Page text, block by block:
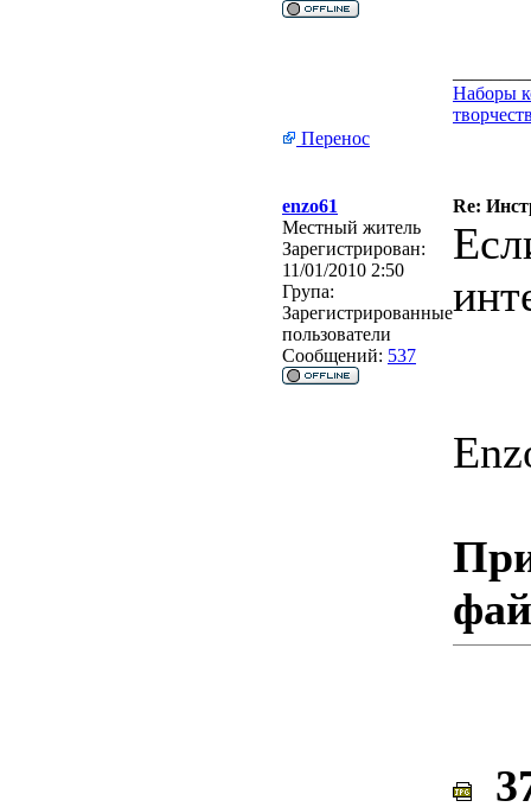
Наборы
Перенос
enzo61
Re:
Местный житель
Зарегистрирован:
11/01/2010 2:50
Група:
Зарегистрированные
пользователи
Сообщений: 537